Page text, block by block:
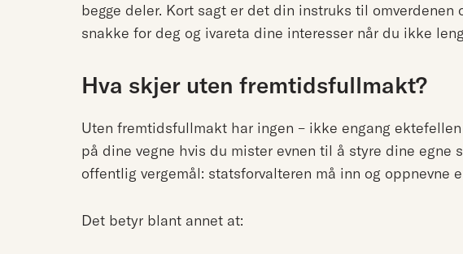
begge deler. Kort sagt er det din instruks til omverdenen
snakke for deg og ivareta dine interesser når du ikke
Hva skjer uten fremtidsfullmakt?
Uten fremtidsfullmakt har ingen – ikke engang
på dine vegne hvis du mister evnen til å styre dine egne
offentlig vergemål: statsforvalteren må inn og oppnevne
Det betyr blant annet at: